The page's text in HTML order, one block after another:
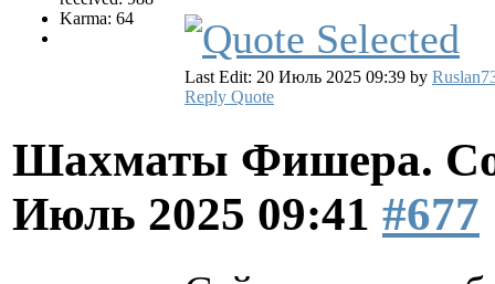
Karma: 64
Last Edit: 20 Июль 2025 09:39 by
Reply Quote
Шахматы Фишера.
Июль 2025 09:41 #677